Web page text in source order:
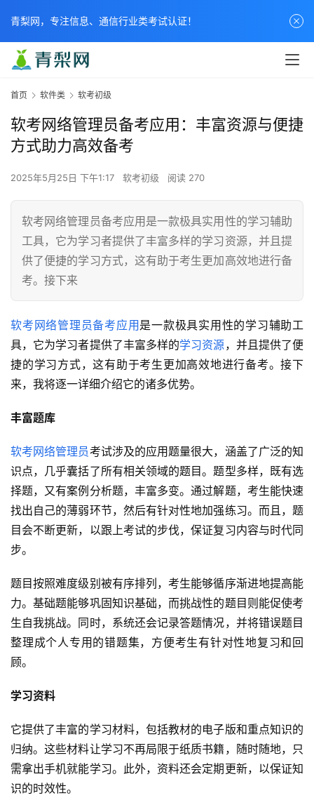
首页 软件类 软考初级
软考网络管理员备考应用：丰富资源与便捷
方式助力高效备考
2025年5月25日 下午1:17 软考初级 阅读 270
软考网络管理员备考应用是一款极具实用性的学习辅助
工具，它为学习者提供了丰富多样的学习资源，并且提
供了便捷的学习方式，这有助于考生更加高效地进行备
考。接下来
软考网络管理员备考应用 是一款极具实用性的学习辅助工
具，它为学习者提供了丰富多样的学习资源，并且提供了便
捷的学习方式，这有助于考生更加高效地进行备考。接下
来，我将逐一详细介绍它的诸多优势。
丰富题库
软考网络管理员考试涉及的应用题量很大，涵盖了广泛的知
识点，几乎囊括了所有相关领域的题目。题型多样，既有选
择题，又有案例分析题，丰富多变。通过解题，考生能快速
找出自己的薄弱环节，然后有针对性地加强练习。而且，题
目会不断更新，以跟上考试的步伐，保证复习内容与时代同
步。
题目按照难度级别被有序排列，考生能够循序渐进地提高能
力。基础题能够巩固知识基础，而挑战性的题目则能促使考
生自我挑战。同时，系统还会记录答题情况，并将错误题目
整理成个人专用的错题集，方便考生有针对性地复习和回
顾。
学习资料
它提供了丰富的学习材料，包括教材的电子版和重点知识的
归纳。这些材料让学习不再局限于纸质书籍，随时随地，只
需拿出手机就能学习。此外，资料还会定期更新，以保证知
识的时效性。
青梨网，专注信息、通信行业类考试认证！